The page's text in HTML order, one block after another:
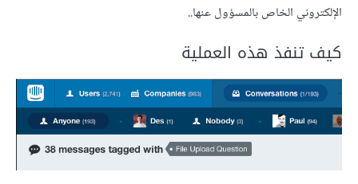
الإلكتروني الخاص بالمسؤول عنها..
كيف تنفذ هذه العملية